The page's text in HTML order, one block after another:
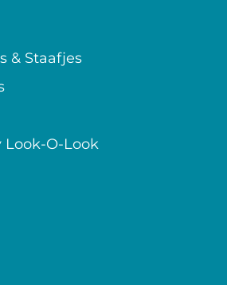
& Staafjes
Look-O-Look